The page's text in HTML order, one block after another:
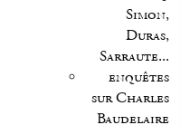
Simon,
Duras,
Sarraute...
enquêtes
sur Charles
Baudelaire